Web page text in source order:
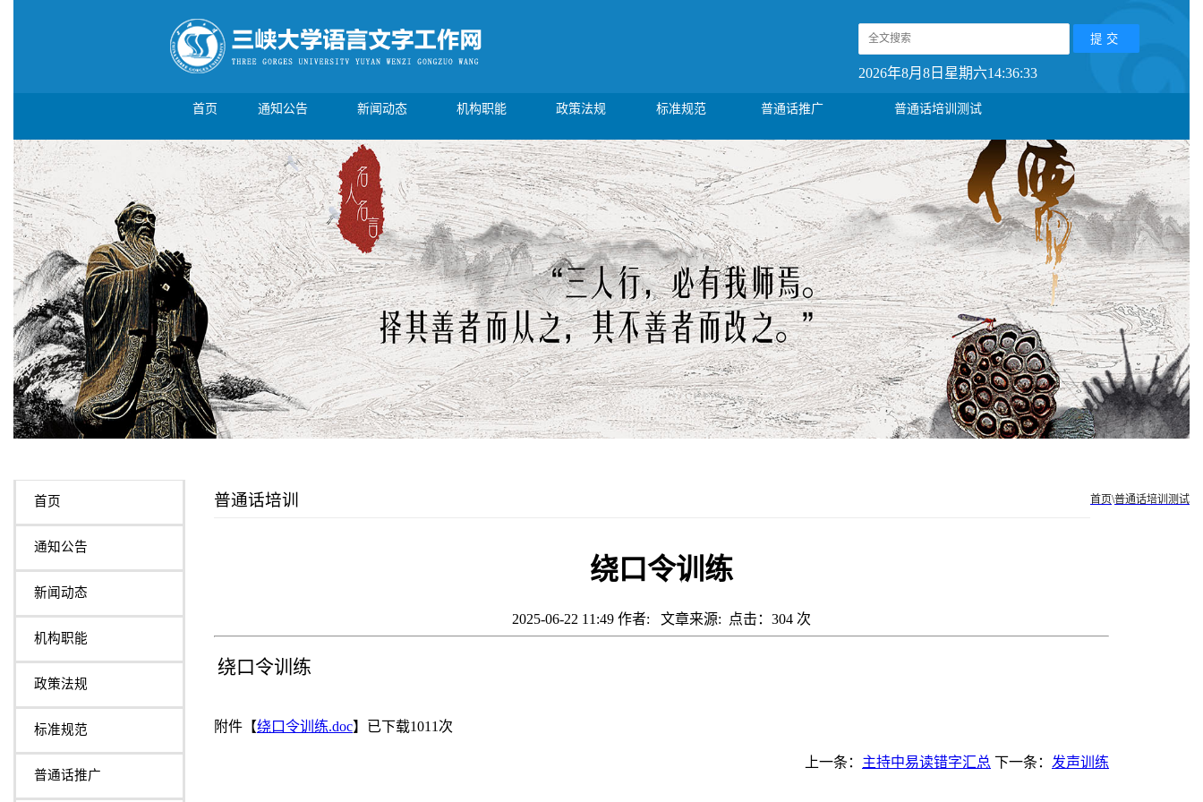
2026年8月8日星期六14:36:33
首页 通知公告 新闻动态 机构职能 政策法规 标准规范 普通话推广 普通话培训测试
首页
通知公告
新闻动态
机构职能
政策法规
标准规范
普通话推广
普通话培训 首页\普通话培训测试
绕口令训练
2025-06-22 11:49 作者: 文章来源: 点击： 304 次
绕口令训练
附件【绕口令训练.doc】已下载1011 次
上一条： 主持中易读错字汇总 下一条： 发声训练